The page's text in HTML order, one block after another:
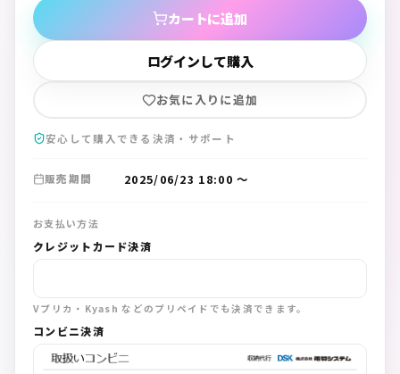
カートに追加
ログインして購入
お気に入りに追加
安心して購入できる決済・サポート
販売期間 2025/06/23 18:00 〜
お支払い方法
クレジットカード決済
Vプリカ・Kyash などのプリペイドでも決済できます。
コンビニ決済